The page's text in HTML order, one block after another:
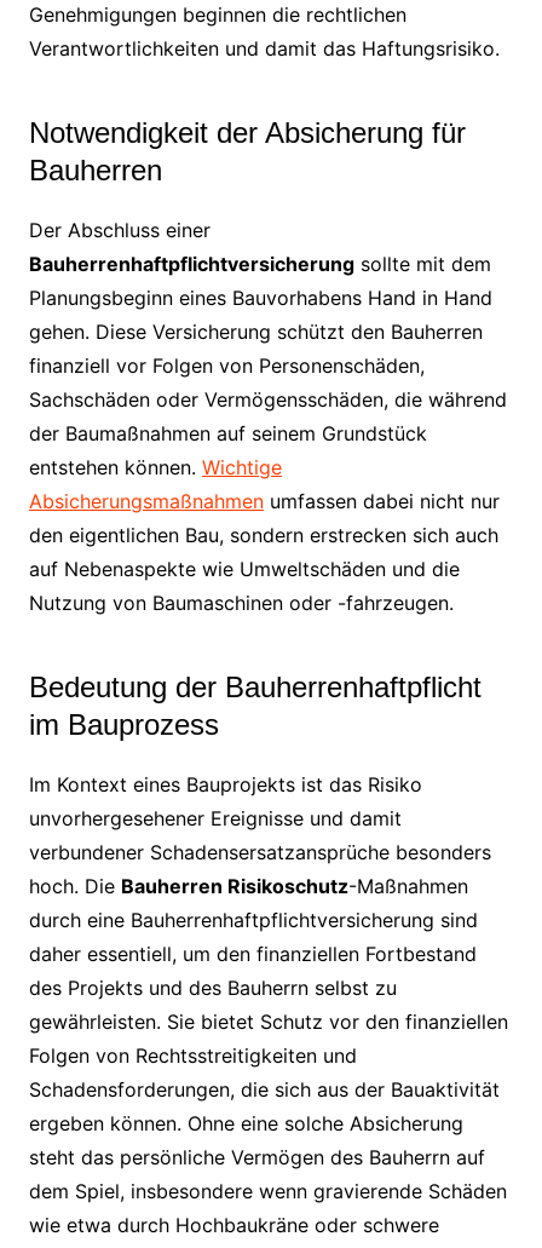
Genehmigungen beginnen die rechtlichen
Verantwortlichkeiten und damit das Haftungsrisiko.
Notwendigkeit der Absicherung für
Bauherren
Der Abschluss einer
Bauherrenhaftpflichtversicherungsollte mit dem
Planungsbeginn eines Bauvorhabens Hand in Hand
gehen. Diese Versicherung schützt den Bauherren
finanziell vor Folgen von Personenschäden,
Sachschäden oder Vermögensschäden, die während
der Baumaßnahmen auf seinem Grundstück
entstehen können. Wichtige
Absicherungsmaßnahmenumfassen dabei nicht nur
den eigentlichen Bau, sondern erstrecken sich auch
auf Nebenaspekte wie Umweltschäden und die
Nutzung von Baumaschinen oder -fahrzeugen.
Bedeutung der Bauherrenhaftpflicht
im Bauprozess
Im Kontext eines Bauprojekts ist das Risiko
unvorhergesehener Ereignisse und damit
verbundener Schadensersatzansprüche besonders
hoch. Die Bauherren Risikoschutz-Maßnahmen
durch eine Bauherrenhaftpflichtversicherung sind
daher essentiell, um den finanziellen Fortbestand
des Projekts und des Bauherrn selbst zu
gewährleisten. Sie bietet Schutz vor den finanziellen
Folgen von Rechtsstreitigkeiten und
Schadensforderungen, die sich aus der Bauaktivität
ergeben können. Ohne eine solche Absicherung
steht das persönliche Vermögen des Bauherrn auf
dem Spiel, insbesondere wenn gravierende Schäden
wie etwa durch Hochbaukräne oder schwere